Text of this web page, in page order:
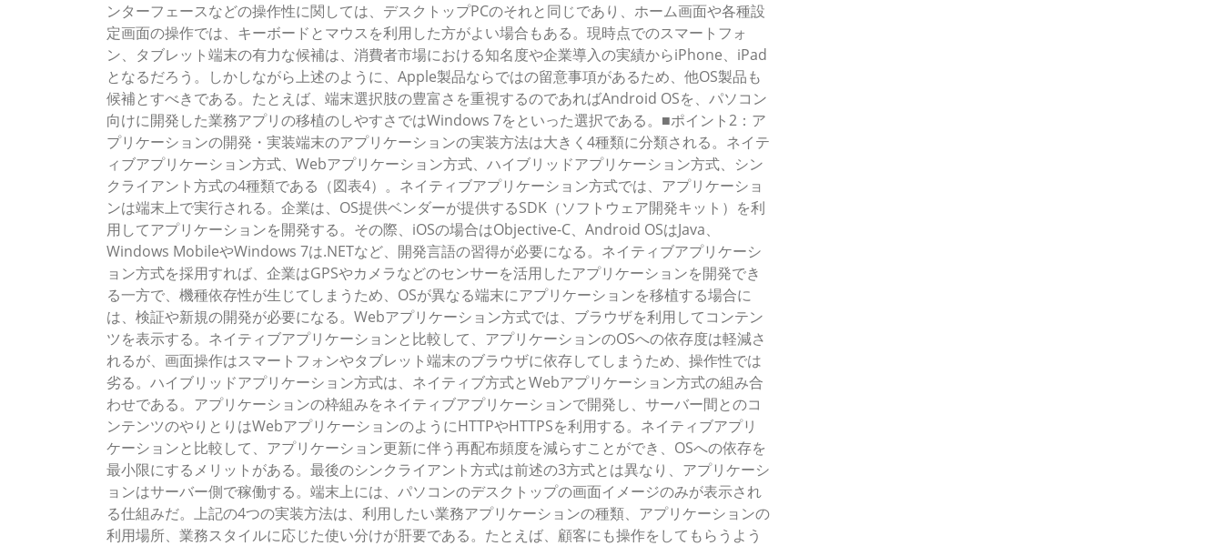
ンターフェースなどの操作性に関しては、デスクトップPCのそれと同じであり、ホーム画面や各種設
定画面の操作では、キーボードとマウスを利用した方がよい場合もある。現時点でのスマートフォ
ン、タブレット端末の有力な候補は、消費者市場における知名度や企業導入の実績からiPhone、iPad
となるだろう。しかしながら上述のように、Apple製品ならではの留意事項があるため、他OS製品も
候補とすべきである。たとえば、端末選択肢の豊富さを重視するのであればAndroid OSを、パソコン
向けに開発した業務アプリの移植のしやすさではWindows 7をといった選択である。■ポイント2：ア
プリケーションの開発・実装端末のアプリケーションの実装方法は大きく4種類に分類される。ネイテ
ィブアプリケーション方式、Webアプリケーション方式、ハイブリッドアプリケーション方式、シン
クライアント方式の4種類である（図表4）。ネイティブアプリケーション方式では、アプリケーショ
ンは端末上で実行される。企業は、OS提供ベンダーが提供するSDK（ソフトウェア開発キット）を利
用してアプリケーションを開発する。その際、iOSの場合はObjective-C、Android OSはJava、
Windows MobileやWindows 7は.NETなど、開発言語の習得が必要になる。ネイティブアプリケーシ
ョン方式を採用すれば、企業はGPSやカメラなどのセンサーを活用したアプリケーションを開発でき
る一方で、機種依存性が生じてしまうため、OSが異なる端末にアプリケーションを移植する場合に
は、検証や新規の開発が必要になる。Webアプリケーション方式では、ブラウザを利用してコンテン
ツを表示する。ネイティブアプリケーションと比較して、アプリケーションのOSへの依存度は軽減さ
れるが、画面操作はスマートフォンやタブレット端末のブラウザに依存してしまうため、操作性では
劣る。ハイブリッドアプリケーション方式は、ネイティブ方式とWebアプリケーション方式の組み合
わせである。アプリケーションの枠組みをネイティブアプリケーションで開発し、サーバー間とのコ
ンテンツのやりとりはWebアプリケーションのようにHTTPやHTTPSを利用する。ネイティブアプリ
ケーションと比較して、アプリケーション更新に伴う再配布頻度を減らすことができ、OSへの依存を
最小限にするメリットがある。最後のシンクライアント方式は前述の3方式とは異なり、アプリケーシ
ョンはサーバー側で稼働する。端末上には、パソコンのデスクトップの画面イメージのみが表示され
る仕組みだ。上記の4つの実装方法は、利用したい業務アプリケーションの種類、アプリケーションの
利用場所、業務スタイルに応じた使い分けが肝要である。たとえば、顧客にも操作をしてもらうよう